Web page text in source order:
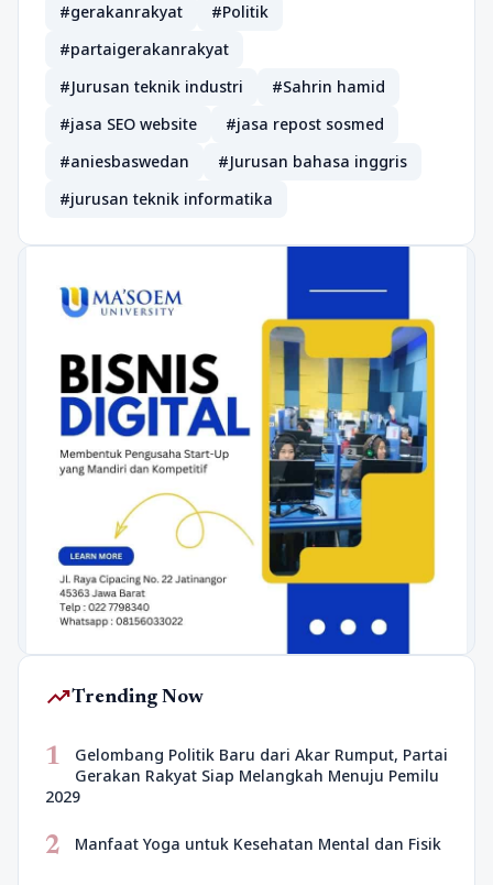
#gerakanrakyat
#Politik
#partaigerakanrakyat
#Jurusan teknik industri
#Sahrin hamid
#jasa SEO website
#jasa repost sosmed
#aniesbaswedan
#Jurusan bahasa inggris
#jurusan teknik informatika
trending_upTrending Now
1
Gelombang Politik Baru dari Akar Rumput, Partai
Gerakan Rakyat Siap Melangkah Menuju Pemilu
2029
2 Manfaat Yoga untuk Kesehatan Mental dan Fisik